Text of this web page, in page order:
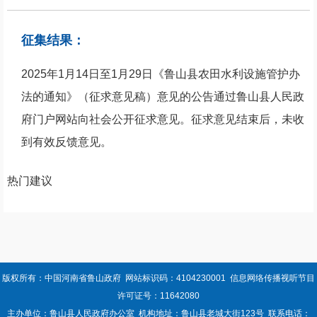
征集结果：
2025年1月14日至1月29日《鲁山县农田水利设施管护办
法的通知》（征求意见稿）意见的公告通过鲁山县人民政
府门户网站向社会公开征求意见。征求意见结束后，未收
到有效反馈意见。
热门建议
版权所有：中国河南省鲁山政府 网站标识码：4104230001 信息网络传播视听节目
许可证号：11642080
主办单位：鲁山县人民政府办公室 机构地址：鲁山县老城大街123号 联系电话：